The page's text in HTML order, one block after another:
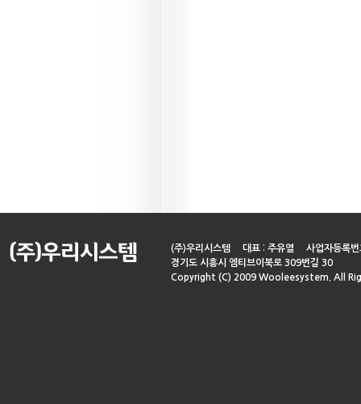
(주)우리시스템 대표 : 주유열 사업자등
경기도 시흥시 엠티브이북로 309번길 30
Copyright (C) 2009 Wooleesystem. All